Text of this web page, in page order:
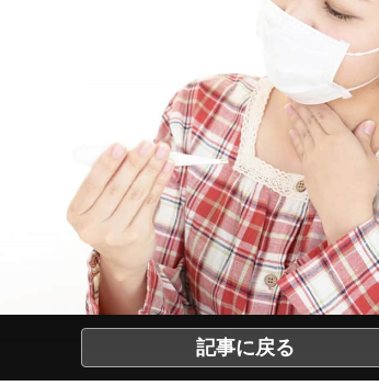
記事に戻る